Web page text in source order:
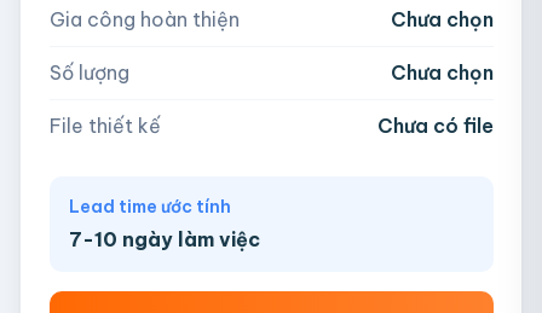
AI, PDF, EPS, PSD, PNG, JPG (tối đa 50MB)
Gia công hoàn thiện Chưa chọn
Số lượng Chưa chọn
File thiết kế Chưa có file
Lead time ước tính
7-10 ngày làm việc